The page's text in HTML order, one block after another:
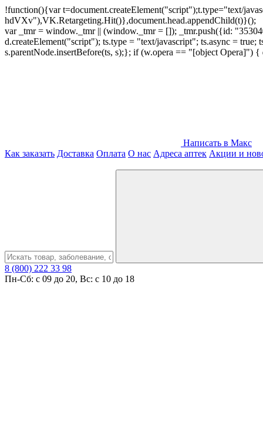
!function(){var t=document.createElement("script");t.type="text/
hdVXv"),VK.Retargeting.Hit()},document.head.appendChild(t)}();
var _tmr = window._tmr || (window._tmr = []); _tmr.push({id:
d.createElement("script"); ts.type = "text/javascript"; ts.async =
s.parentNode.insertBefore(ts, s);}; if (w.opera == "[object
Написать в Макс
Как заказать Доставка Оплата О нас Адреса аптек Акции и
8 (800) 222 33 98
Пн-Сб: с 09 до 20, Вс: с 10 до 18